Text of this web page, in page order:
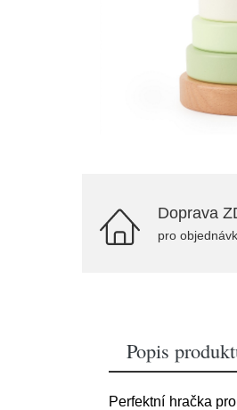
Doprava
pro
Popis
Perfektní hračka